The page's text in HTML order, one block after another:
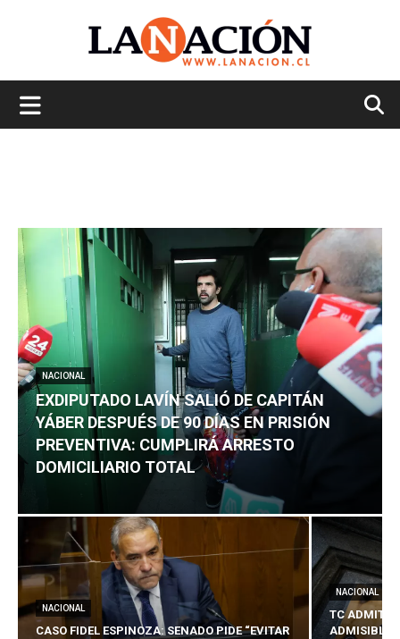
NACIONAL
EXDIPUTADO LAVÍN SALIÓ DE CAPITÁN
YÁBER DESPUÉS DE 90 DÍAS EN PRISIÓN
PREVENTIVA: CUMPLIRÁ ARRESTO
DOMICILIARIO TOTAL
NACIONAL
CASO FIDEL ESPINOZA: SENADO PIDE “EVITAR
NACIONAL
TC ADMITE
ADMISIBLES